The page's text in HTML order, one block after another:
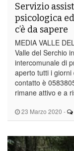
23 Marzo 2020 -
Servizio
psicologica
c’è da sapere
MEDIA VALLE
Valle del Serchio
intercomunale di
aperto tutti i
contatto è
rimane attivo e a